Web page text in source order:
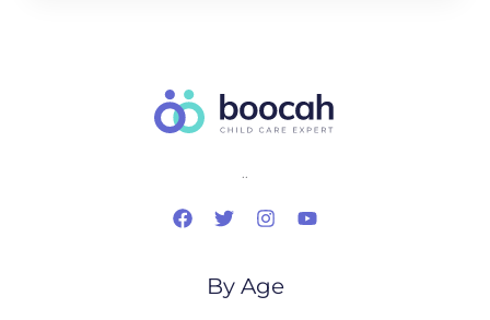
..
By Age